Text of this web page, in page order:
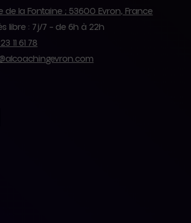
de la Fontaine ; 53600 Evron, France
libre : 7j/7 – de 6h à 22h
11 61 78